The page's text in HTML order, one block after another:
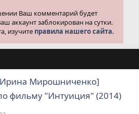
Ваш комментарий будет
аккаунт заблокирован на сутки.
изучите правила нашего сайта.
Мирошниченко]
фильму "Интуиция" (2014)